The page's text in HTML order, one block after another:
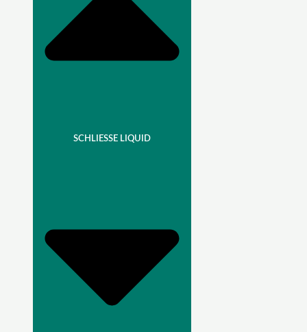
SCHLIESSE LIQUID